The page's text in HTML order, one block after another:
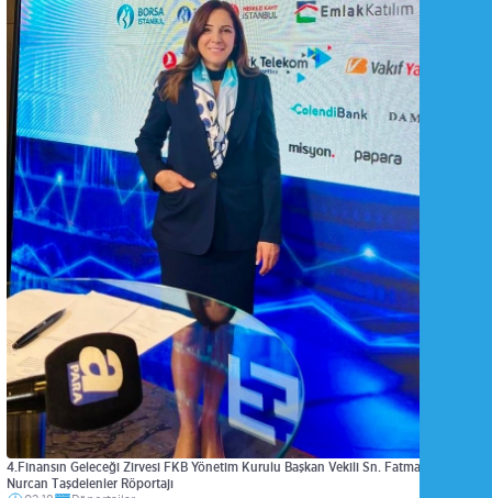
4.Finansın Geleceği Zirvesi FKB Yönetim Kurulu Başkan Vekili Sn. Fatma
Nurcan Taşdelenler Röportajı